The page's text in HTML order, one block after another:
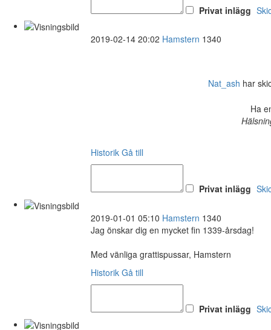
Privat inlägg
2019-02-14 20:02 Hamstern 1340
Nat_ash har
Ha
Historik Gå till
Privat inlägg
2019-01-01 05:10 Hamstern 1340
Jag önskar dig en mycket fin 1339-årsdag!
Med vänliga grattispussar, Hamstern
Historik Gå till
Privat inlägg